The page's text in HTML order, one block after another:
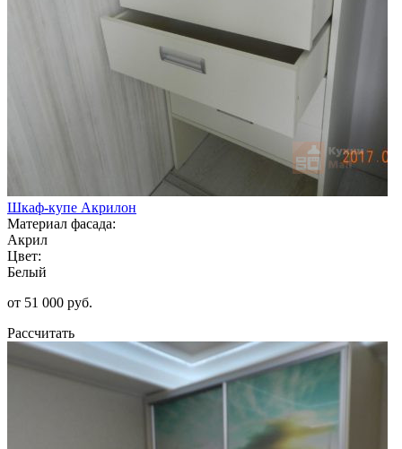
Шкаф-купе Акрилон
Материал фасада:
Акрил
Цвет:
Белый
от 51 000 руб.
Рассчитать